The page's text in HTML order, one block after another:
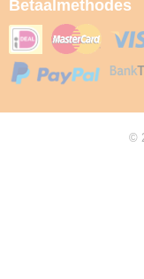
Betaalmethodes
©